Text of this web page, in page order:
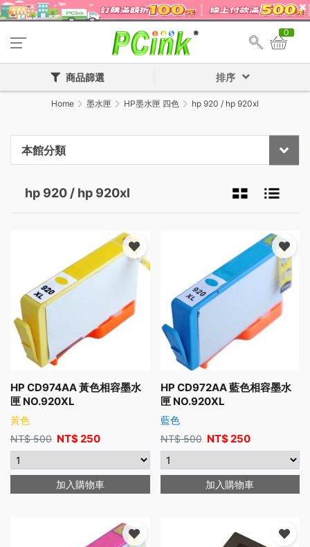
0
商品篩選 排序
Home 墨水匣 HP墨水匣 四色 hp 920 / hp 920xl
本館分類
hp 920 / hp 920xl
HP CD974AA 黃色相容墨水
匣 NO.920XL
黃色
NT$500 NT$ 250
加入購物車
HP CD972AA 藍色相容墨水
匣 NO.920XL
藍色
NT$500 NT$250
加入購物車